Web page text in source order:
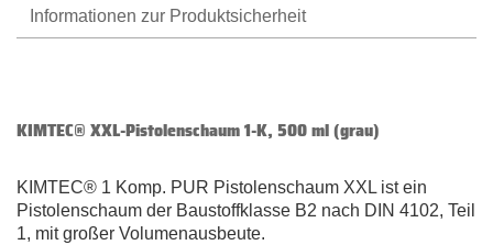
Informationen zur Produktsicherheit
KIMTEC® XXL-Pistolenschaum 1-K, 500 ml (grau)
KIMTEC® 1 Komp. PUR Pistolenschaum XXL ist ein
Pistolenschaum der Baustoffklasse B2 nach DIN 4102, Teil
1, mit großer Volumenausbeute.